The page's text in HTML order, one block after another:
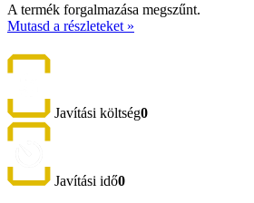
A termék forgalmazása megszűnt.
Mutasd a részleteket »
Javítási költség0
Javítási idő0